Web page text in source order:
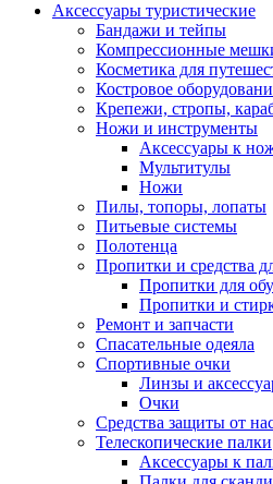
Аксессуары туристические
Бандажи и тейпы
Компрессионные
Косметика для
Костровое
Крепежи, стропы,
Ножи и инструменты
Аксессуары к
Мультитулы
Ножи
Пилы, топоры, лопаты
Питьевые системы
Полотенца
Пропитки и средства
Пропитки для
Пропитки и
Ремонт и запчасти
Спасательные одеяла
Спортивные очки
Линзы и
Очки
Средства защиты от
Телескопические палки
Аксессуары к